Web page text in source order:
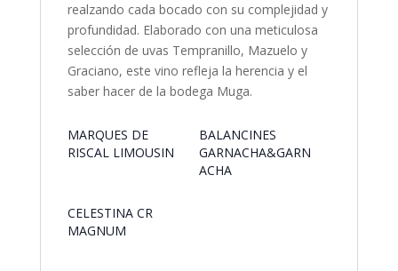
realzando cada bocado con su complejidad y
profundidad. Elaborado con una meticulosa
selección de uvas Tempranillo, Mazuelo y
Graciano, este vino refleja la herencia y el
saber hacer de la bodega Muga.
MARQUES DE
RISCAL LIMOUSIN
BALANCINES
GARNACHA&GARN
ACHA
CELESTINA CR
MAGNUM